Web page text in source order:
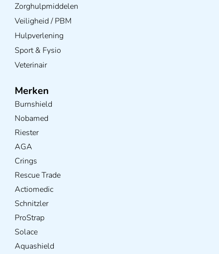
Zorghulpmiddelen
Veiligheid / PBM
Hulpverlening
Sport & Fysio
Veterinair
Merken
Burnshield
Nobamed
Riester
AGA
Crings
Rescue Trade
Actiomedic
Schnitzler
ProStrap
Solace
Aquashield